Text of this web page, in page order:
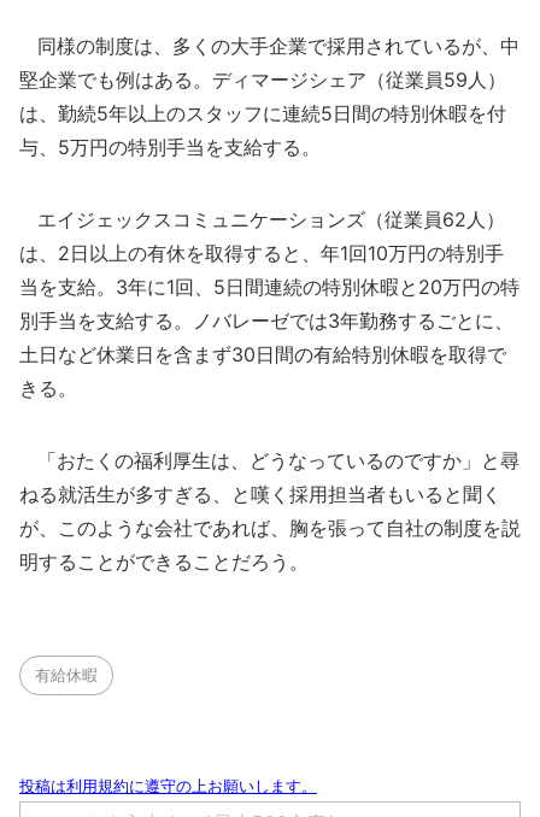
同様の制度は、多くの大手企業で採用されているが、中
堅企業でも例はある。ディマージシェア（従業員59人）
は、勤続5年以上のスタッフに連続5日間の特別休暇を付
与、5万円の特別手当を支給する。
エイジェックスコミュニケーションズ（従業員62人）
は、2日以上の有休を取得すると、年1回10万円の特別手
当を支給。3年に1回、5日間連続の特別休暇と20万円の特
別手当を支給する。ノバレーゼでは3年勤務するごとに、
土日など休業日を含まず30日間の有給特別休暇を取得で
きる。
「おたくの福利厚生は、どうなっているのですか」と尋
ねる就活生が多すぎる、と嘆く採用担当者もいると聞く
が、このような会社であれば、胸を張って自社の制度を説
明することができることだろう。
有給休暇